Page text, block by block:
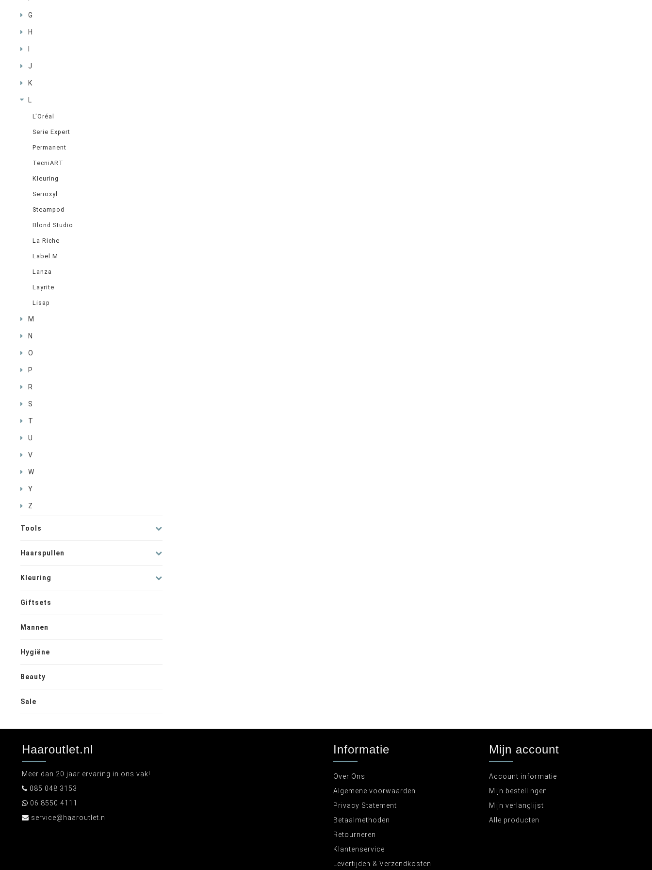
G
H
J
K
L
L'Oréal
Serie Expert
Permanent
TecniART
Kleuring
Serioxyl
Steampod
Blond Studio
La Riche
Label.M
Lanza
Layrite
Lisap
M
N
O
P
R
S
T
U
V
W
Y
Z
Tools
Haarspullen
Kleuring
Giftsets
Mannen
Hygiëne
Beauty
Sale
Haaroutlet.nl
Meer dan 20 jaar ervaring in ons vak!
085 048 3153
06 8550 4111
service@haaroutlet.nl
Informatie
Over Ons
Algemene voorwaarden
Privacy Statement
Betaalmethoden
Retourneren
Klantenservice
Levertijden & Verzendkosten
Mijn account
Account informatie
Mijn bestellingen
Mijn verlanglijst
Alle producten